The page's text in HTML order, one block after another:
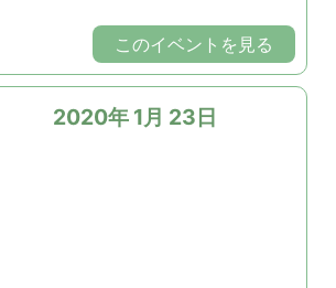
このイベントを見る
2020年 1月 23日